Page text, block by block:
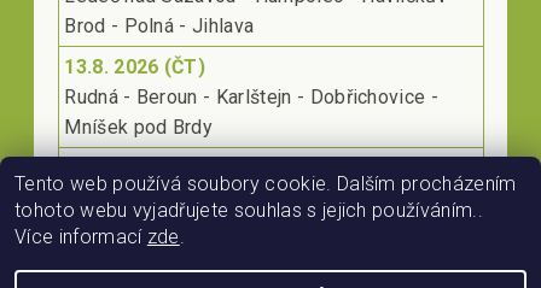
Brod - Polná - Jihlava
13.8. 2026 (ČT)
Rudná - Beroun - Karlštejn - Dobřichovice -
Mníšek pod Brdy
Klecany - Kralupy nad Vltavou - Roudnice nad
Labem - Lovosice
Tento web používá soubory cookie. Dalším procházením
tohoto webu vyjadřujete souhlas s jejich používáním..
Více informací zde.